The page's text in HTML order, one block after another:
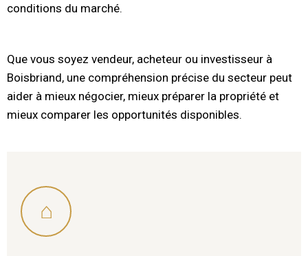
conditions du marché.
Que vous soyez vendeur, acheteur ou investisseur à
Boisbriand, une compréhension précise du secteur peut
aider à mieux négocier, mieux préparer la propriété et
mieux comparer les opportunités disponibles.
⌂